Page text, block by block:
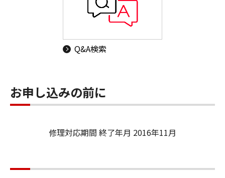
Q&A検索
お申し込みの前に
修理対応期間 終了年月 2016年11月